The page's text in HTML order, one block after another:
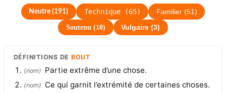
Neutre (191) Technique(65) Familier(51 )
Soutenu (10) Vulgaire (3)
DÉFINITIONS DE BOUT
(nom) Partie extrême d’une chose.
(nom) Ce qui garnit l’extrémité de certaines choses.